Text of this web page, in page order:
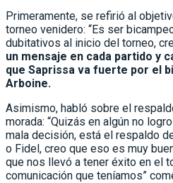
Primeramente, se refirió al
torneo venidero: “Es ser
dubitativos al inicio del torneo,
un mensaje en cada partido y
que Saprissa va fuerte por el
Arboine.
Asimismo, habló sobre el
morada: “Quizás en algún no
mala decisión, está el respaldo
o Fidel, creo que eso es muy
que nos llevó a tener éxito en el
comunicación que teníamos”